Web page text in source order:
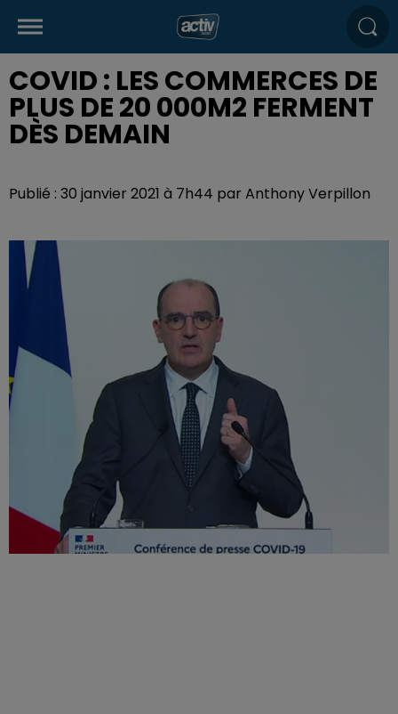
COVID : LES COMMERCES DE
PLUS DE 20 000M2 FERMENT
DÈS DEMAIN
Publié : 30 janvier 2021 à 7h44 par Anthony Verpillon